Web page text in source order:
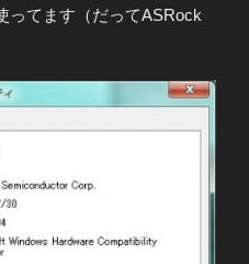
ってます（だってASRock